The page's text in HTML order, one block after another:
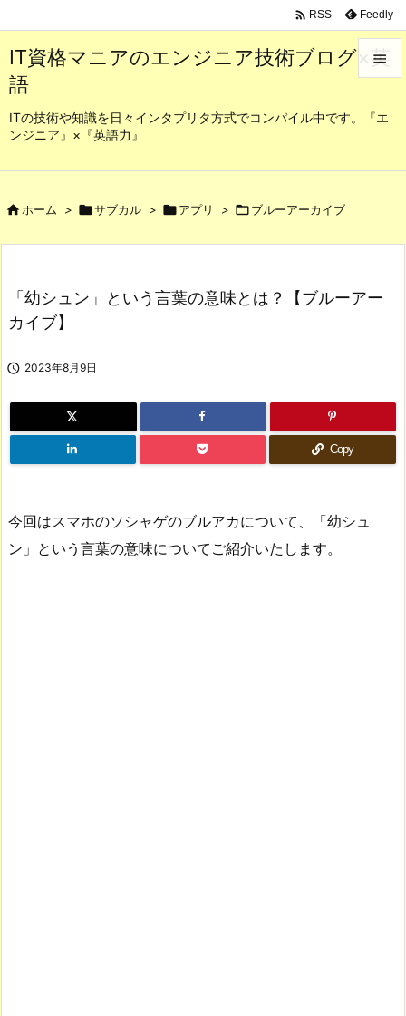
IT資格マニアのエンジニア技術ブログ×英
語
ITの技術や知識を日々インタプリタ方式でコンパイル中です。『エ
ンジニア』×『英語力』

メニュ
検索
 RSS Feedly
ホーム > サブカル > アプリ > ブルーアーカイブ
「幼シュン」という言葉の意味とは？【ブルーアー
カイブ】
 2023年8月9日
Copy
今回はスマホのソシャゲのブルアカについて、「幼シュ
ン」という言葉の意味についてご紹介いたします。